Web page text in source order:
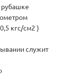
рубашке
кгс/см2 )
служит